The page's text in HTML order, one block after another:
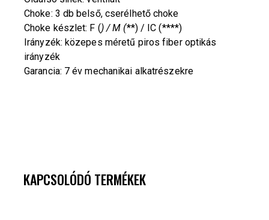
Choke: 3 db belső, cserélhető choke
Choke készlet: F () / M (**) / IC (****)
Irányzék: közepes méretű piros fiber optikás
irányzék
Garancia: 7 év mechanikai alkatrészekre
KAPCSOLÓDÓ TERMÉKEK